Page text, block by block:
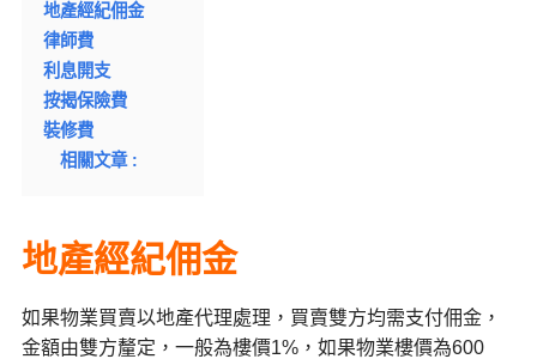
地產經紀佣金
律師費
利息開支
按揭保險費
裝修費
相關文章 :
地產經紀佣金
如果物業買賣以地產代理處理，買賣雙方均需支付佣金，
金額由雙方釐定，一般為樓價1%，如果物業樓價為600